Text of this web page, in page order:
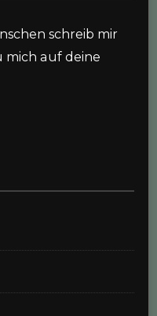
schreib mir
mich auf deine